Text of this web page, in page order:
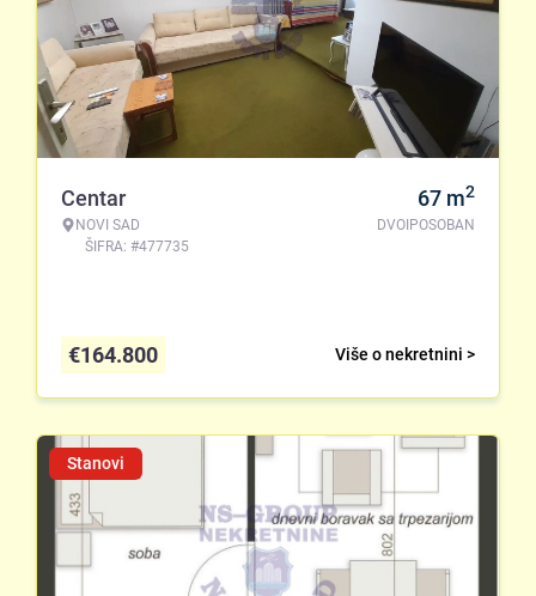
Centar
NOVI SAD
ŠIFRA: #477735
67 m2
DVOIPOSOBAN
Više o nekretnini >
€164.800
Stanovi